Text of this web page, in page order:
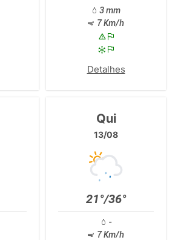
3 mm
7 Km/h
Detalhes
Qui
13/08
21°/36°
-
7 Km/h